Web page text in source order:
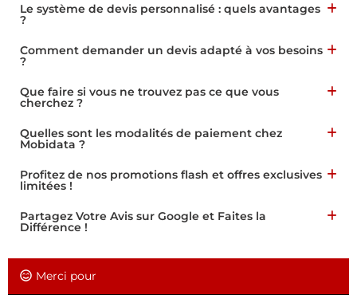
Le système de devis personnalisé : quels avantages
?
Comment demander un devis adapté à vos besoins
?
Que faire si vous ne trouvez pas ce que vous
cherchez ?
Quelles sont les modalités de paiement chez
Mobidata ?
Profitez de nos promotions flash et offres exclusives
limitées !
Partagez Votre Avis sur Google et Faites la
Différence !
Merci pour